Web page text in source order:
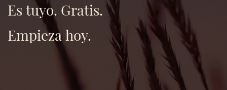
Es tuyo. Gratis.
Empieza hoy.